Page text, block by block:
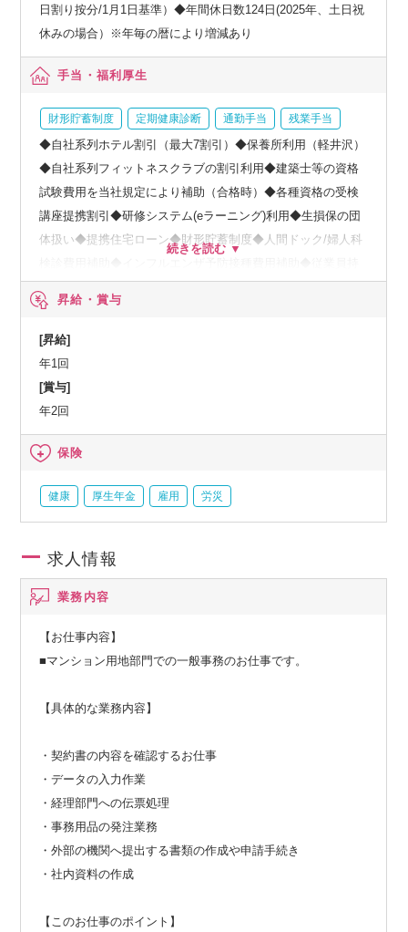
日割り按分/1月1日基準）◆年間休日数124日(2025年、土日祝
休みの場合）※年毎の暦により増減あり
手当・福利厚生
財形貯蓄制度 定期健康診断 通勤手当 残業手当
◆自社系列ホテル割引（最大7割引）◆保養所利用（軽井沢）
◆自社系列フィットネスクラブの割引利用◆建築士等の資格
試験費用を当社規定により補助（合格時）◆各種資格の受検
講座提携割引◆研修システム(eラーニング)利用◆生損保の団
体扱い◆提携住宅ローン◆財形貯蓄制度◆人間ドック/婦人科
昇給・賞与
[昇給]
年1回
[賞与]
年2回
保険
健康 厚生年金 雇用 労災
求人情報
業務内容
【お仕事内容】
■マンション用地部門での一般事務のお仕事です。
【具体的な業務内容】
・契約書の内容を確認するお仕事
・データの入力作業
・経理部門への伝票処理
・事務用品の発注業務
・外部の機関へ提出する書類の作成や申請手続き
・社内資料の作成
【このお仕事のポイント】